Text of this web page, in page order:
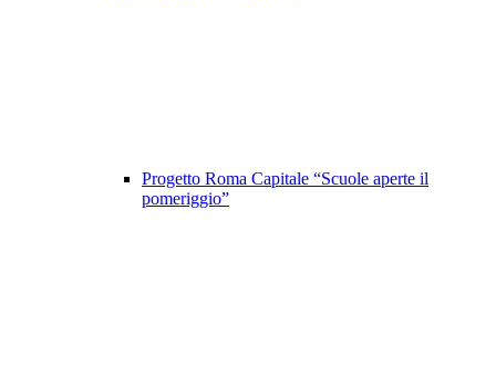
Progetto Roma Capitale “Scuole aperte il
pomeriggio”